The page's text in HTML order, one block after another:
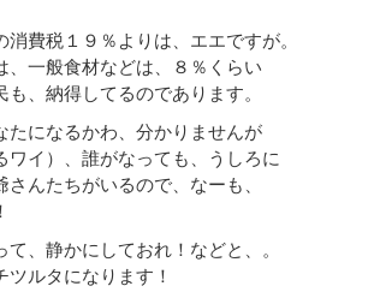
消費税１９％よりは、エエですが。
、一般食材などは、８％くらい
、納得してるのであります。
たになるかわ、分かりませんが
ワイ）、誰がなっても、うしろに
んたちがいるので、なーも、
、静かにしておれ！などと、。
ルタになります！